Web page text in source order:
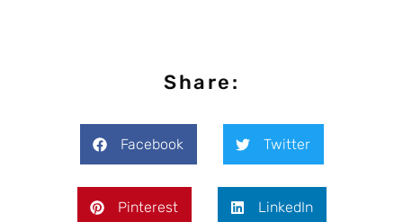
Share:
Facebook Twitter
Pinterest LinkedIn